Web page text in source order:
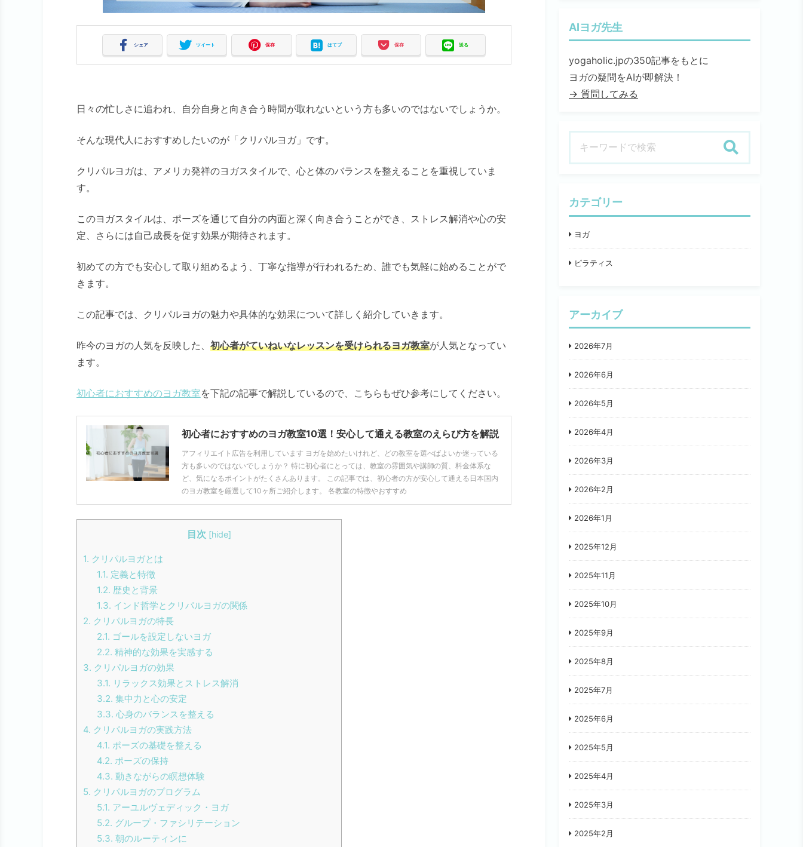
シェア ツイート 保存 はてブ 保存 送る
日々の忙しさに追われ、自分自身と向き合う時間が取れないという方も多いのではないでしょうか。
そんな現代人におすすめしたいのが「クリパルヨガ」です。
クリパルヨガは、アメリカ発祥のヨガスタイルで、心と体のバランスを整えることを重視していま
す。
このヨガスタイルは、ポーズを通じて自分の内面と深く向き合うことができ、ストレス解消や心の安
定、さらには自己成長を促す効果が期待されます。
初めての方でも安心して取り組めるよう、丁寧な指導が行われるため、誰でも気軽に始めることがで
きます。
この記事では、クリパルヨガの魅力や具体的な効果について詳しく紹介していきます。
昨今のヨガの人気を反映した、 初心者がていねいなレッスンを受けられるヨガ教室が人気となってい
ます。
初心者におすすめのヨガ教室を下記の記事で解説しているので、こちらもぜひ参考にしてください。
初心者におすすめのヨガ教室10選！安心して通える教室のえらび方を解説
アフィリエイト広告を利用しています ヨガを始めたいけれど、どの教室を選べばよいか迷っている
方も多いのではないでしょうか？ 特に初心者にとっては、教室の雰囲気や講師の質、料金体系な
ど、気になるポイントがたくさんあります。 この記事では、初心者の方が安心して通える日本国内
のヨガ教室を厳選して10ヶ所ご紹介します。 各教室の特徴やおすすめ
目次 [hide]
1. クリパルヨガとは
1.1. 定義と特徴
1.2. 歴史と背景
1.3. インド哲学とクリパルヨガの関係
2. クリパルヨガの特長
2.1. ゴールを設定しないヨガ
2.2. 精神的な効果を実感する
3. クリパルヨガの効果
3.1. リラックス効果とストレス解消
3.2. 集中力と心の安定
3.3. 心身のバランスを整える
4. クリパルヨガの実践方法
4.1. ポーズの基礎を整える
4.2. ポーズの保持
4.3. 動きながらの瞑想体験
5. クリパルヨガのプログラム
5.1. アーユルヴェディック・ヨガ
5.2. グループ・ファシリテーション
5.3. 朝のルーティンに
AIヨガ先生
yogaholic.jpの350記事をもとに
ヨガの疑問をAIが即解決！
→ 質問してみる
カテゴリー
ヨガ
ピラティス
アーカイブ
2026年7月
2026年6月
2026年5月
2026年4月
2026年3月
2026年2月
2026年1月
2025年12月
2025年11月
2025年10月
2025年9月
2025年8月
2025年7月
2025年6月
2025年5月
2025年4月
2025年3月
2025年2月